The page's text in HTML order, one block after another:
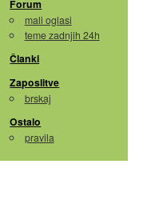
Forum
mali oglasi
teme zadnjih 24h
Članki
Zaposlitve
brskaj
Ostalo
pravila